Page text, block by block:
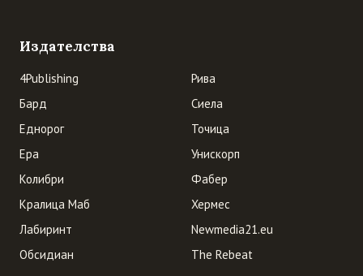
Издателства
4Publishing
Бард
Еднорог
Ера
Колибри
Кралица Маб
Лабиринт
Обсидиан
Рива
Сиела
Точица
Унискорп
Фабер
Хермес
Newmedia21.eu
The Rebeat